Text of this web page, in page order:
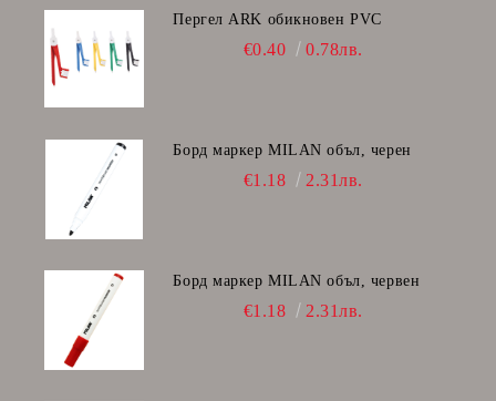
Пергел ARK обикновен PVC
€0.40 0.78лв.
Борд маркер MILAN объл, черен
€1.18 2.31лв.
Борд маркер MILAN объл, червен
€1.18 2.31лв.